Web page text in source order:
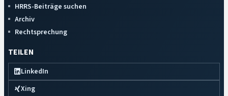
HRRS-Beiträge suchen
Archiv
Rechtsprechung
TEILEN
LinkedIn
Xing